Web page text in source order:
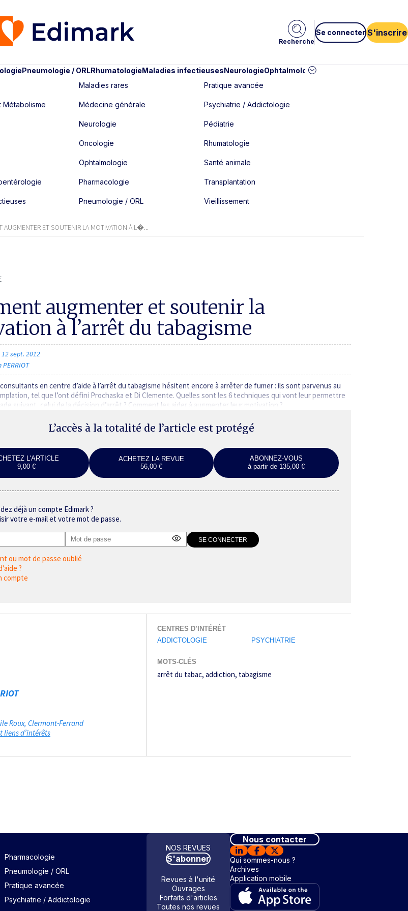
Recherche
Se connecter S'inscrire
Pneumologie / ORLRhumatologieMaladies infectieusesNeurologieOphtalmologie
Métabolisme
Maladies rares
Médecine générale
Neurologie
Oncologie
Ophtalmologie
Pharmacologie
Pneumologie / ORL
Pratique avancée
Psychiatrie / Addictologie
Pédiatrie
Rhumatologie
Santé animale
Transplantation
Vieillissement
AUGMENTER ET SOUTENIR LA MOTIVATION À L�...
augmenter et soutenir la
à l’arrêt du tabagisme
12 sept. 2012
PERRIOT
en centre d’aide à l’arrêt du tabagisme hésitent encore à arrêter de fumer : ils sont parvenus au
tel que l’ont défini Prochaska et Di Clemente. Quelles sont les 6 techniques qui vont leur permettre
suivant, celui de la décision d’arrêt ? Comment les aider à augmenter leur motivation ?
L’accès à la totalité de l’article est protégé
L'ARTICLE
9,00 €
ACHETEZ LA REVUE
56,00 €
ABONNEZ-VOUS
à partir de 135,00 €
déjà un compte Edimark ?
votre e-mail et votre mot de passe.
ou mot de passe oublié
?
compte
Roux Clermont-Ferrand
liens d’intérêts
CENTRES D’INTÉRÊT
ADDICTOLOGIE
PSYCHIATRIE
MOTS-CLÉS
arrêt du tabac addiction tabagisme
Pharmacologie
Pneumologie / ORL
Pratique avancée
Psychiatrie / Addictologie
NOS REVUES
S'abonner
Revues à l'unité
Ouvrages
Forfaits d'articles
Toutes nos revues
Nous contacter
Qui sommes-nous ?
Archives
Application mobile